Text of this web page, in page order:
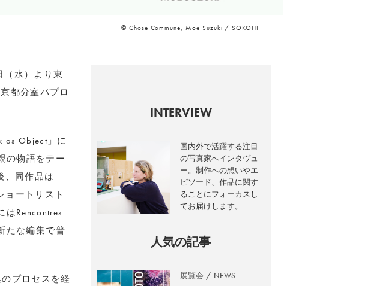
©︎ Chose Commune, Moe Suzuki / SOKOHI
（水）より東
都分室パプロ
as Object」に
の物語をテー
、同作品は
ョートリスト
Rencontres
たな編集で普
プロセスを経
INTERVIEW
国内外で活躍する注目
の写真家へインタヴュ
ー。制作への想いやエ
ピソード、作品に関す
ることにフォーカスし
てお届けします。
人気の記事
展覧会 NEWS